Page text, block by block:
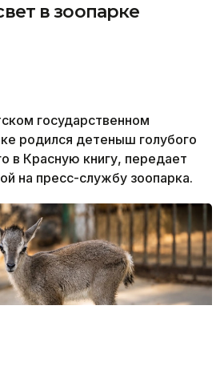
в зоопарке
государственном
родился детеныш голубого
в Красную книгу, передает
на пресс-службу зоопарка.